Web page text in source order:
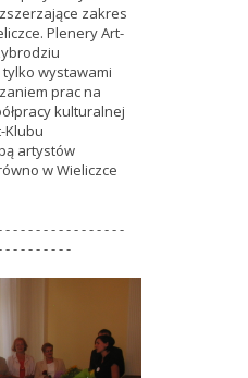
zakres
Plenery Art-
tylko wystawami
prac na
kulturalnej
Klubu
artystów
w Wieliczce
- - - - - - - - - - - - - - -
- - - - - - - - -